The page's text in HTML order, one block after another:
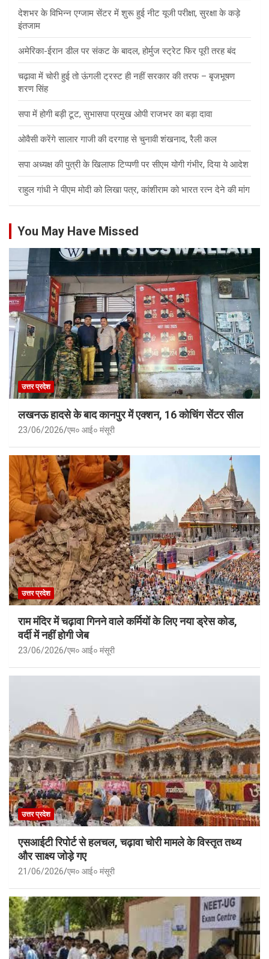
देशभर के विभिन्न एग्जाम सेंटर में शुरू हुई नीट यूजी परीक्षा, सुरक्षा के कड़े
इंतजाम
अमेरिका-ईरान डील पर संकट के बादल, होर्मुज स्ट्रेट फिर पूरी तरह बंद
चढ़ावा में चोरी हुई तो ऊंगली ट्रस्ट ही नहीं सरकार की तरफ – बृजभूषण
शरण सिंह
सपा में होगी बड़ी टूट, सुभासपा प्रमुख ओपी राजभर का बड़ा दावा
ओवैसी करेंगे सालार गाजी की दरगाह से चुनावी शंखनाद, रैली कल
सपा अध्यक्ष की पुत्री के खिलाफ टिप्पणी पर सीएम योगी गंभीर, दिया ये आदेश
राहुल गांधी ने पीएम मोदी को लिखा पत्र, कांशीराम को भारत रत्न देने की मांग
You May Have Missed
उत्तर प्रदेश
लखनऊ हादसे के बाद कानपुर में एक्शन, 16 कोचिंग सेंटर सील
23/06/2026 एम० आई० मंसूरी
उत्तर प्रदेश
राम मंदिर में चढ़ावा गिनने वाले कर्मियों के लिए नया ड्रेस कोड,
वर्दी में नहीं होगी जेब
23/06/2026 एम० आई० मंसूरी
उत्तर प्रदेश
एसआईटी रिपोर्ट से हलचल, चढ़ावा चोरी मामले के विस्तृत तथ्य
और साक्ष्य जोड़े गए
21/06/2026 एम० आई० मंसूरी